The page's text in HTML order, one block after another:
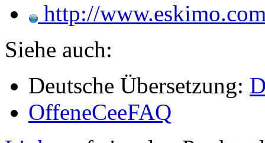
http://
Siehe auch:
Deutsche Übersetzung:
OffeneCeeFAQ